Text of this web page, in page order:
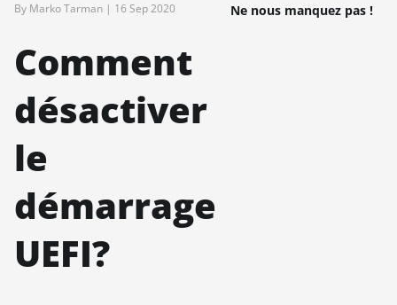
By Marko Tarman | 16 Sep 2020
Comment
désactiver
le
démarrage
UEFI?
Ne nous manquez pas !